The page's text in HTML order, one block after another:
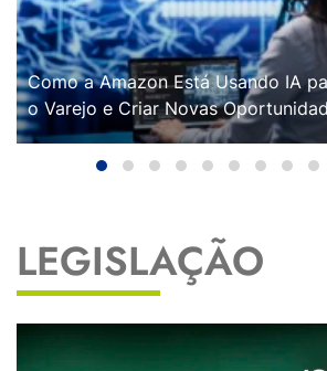
Como a Amazon Está Usando IA
o Varejo e Criar Novas
LEGISLAÇÃO